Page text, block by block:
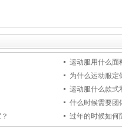
运动服用什么面
为什么运动服定
运动服什么款式
什么时候需要团
过年的时候如何